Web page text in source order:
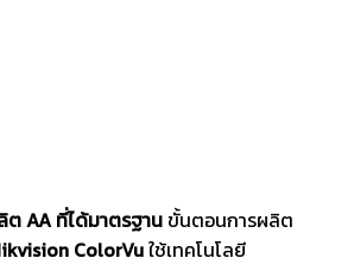
- Ep2 Rotterdam Erasmus Bridge.
ตAAที่ได้มาตรฐานขั้นตอนการผลิต
ColorVuใช้เทคโนโลยี